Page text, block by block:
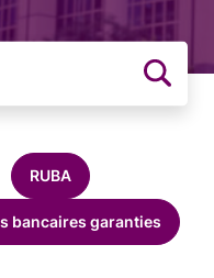
RUBA
bancaires garanties